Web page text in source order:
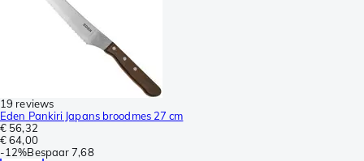
19 reviews
Eden Pankiri Japans broodmes 27 cm
€ 56,32
€ 64,00
-12%Bespaar 7,68